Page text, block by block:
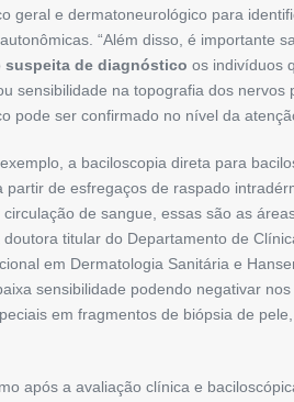
e dermatoneurológico para
“Além disso, é importante
suspeita de diagnóstico os indivíduos
na topografia dos nervos
pode ser confirmado no nível da
a baciloscopia direta para
de esfregaços de raspado
de sangue, essas são as
titular do Departamento de
em ­Dermatologia Sanitária e
sensibilidade podendo negativar
em fragmentos de biópsia de
após a avaliação clínica e